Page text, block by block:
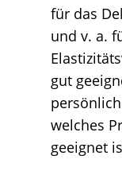
für das
und v. a.
gut
welches
geeignet